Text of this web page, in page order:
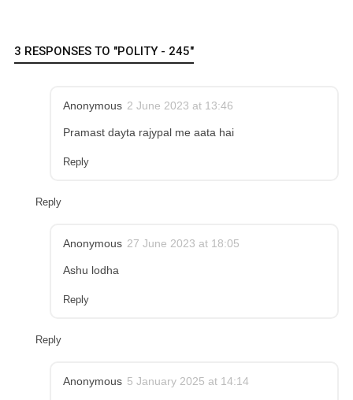
3 RESPONSES TO "POLITY - 245"
Anonymous 2 June 2023 at 13:46
Pramast dayta rajypal me aata hai
Reply
Reply
Anonymous 27 June 2023 at 18:05
Ashu lodha
Reply
Reply
Anonymous 5 January 2025 at 14:14